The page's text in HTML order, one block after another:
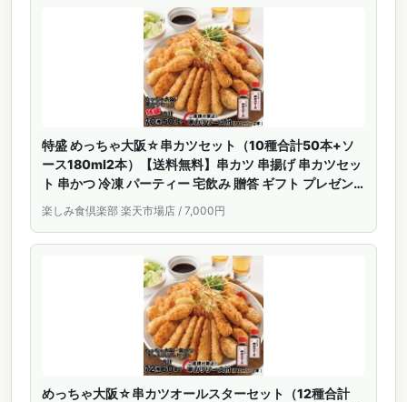
特盛 めっちゃ大阪☆串カツセット（10種合計50本+ソ
ース180ml2本）【送料無料】串カツ 串揚げ 串カツセッ
ト 串かつ 冷凍 パーティー 宅飲み 贈答 ギフト プレゼン
ト お歳暮 お中元
楽しみ食倶楽部 楽天市場店 / 7,000円
めっちゃ大阪☆串カツオールスターセット（12種合計